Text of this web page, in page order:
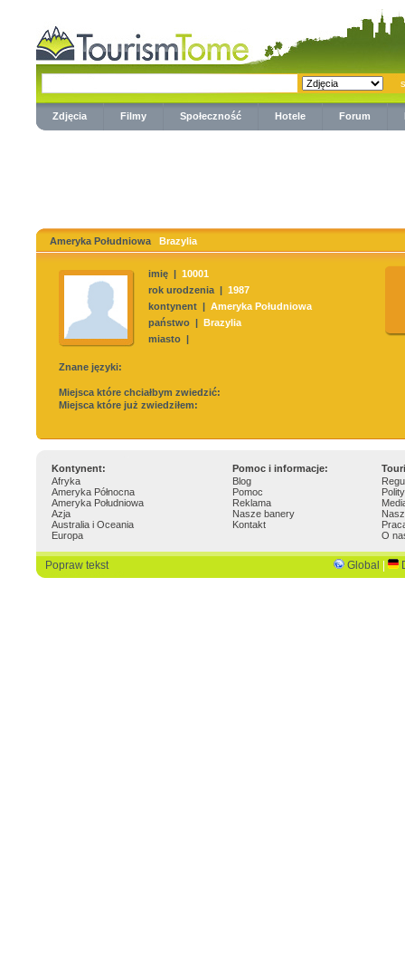
Zdjęcia Filmy Społeczność Hotele Forum
Ameryka Południowa Brazylia
imię | 10001
rok urodzenia | 1987
kontynent | Ameryka Południowa
państwo | Brazylia
miasto |
Znane języki:
Miejsca które chciałbym zwiedzić:
Miejsca które już zwiedziłem:
Kontynent: Pomoc i informacje:
Afryka
Ameryka Północna
Ameryka Południowa
Azja
Australia i Oceania
Europa
Blog
Pomoc
Reklama
Nasze banery
Kontakt
O
Popraw tekst Global